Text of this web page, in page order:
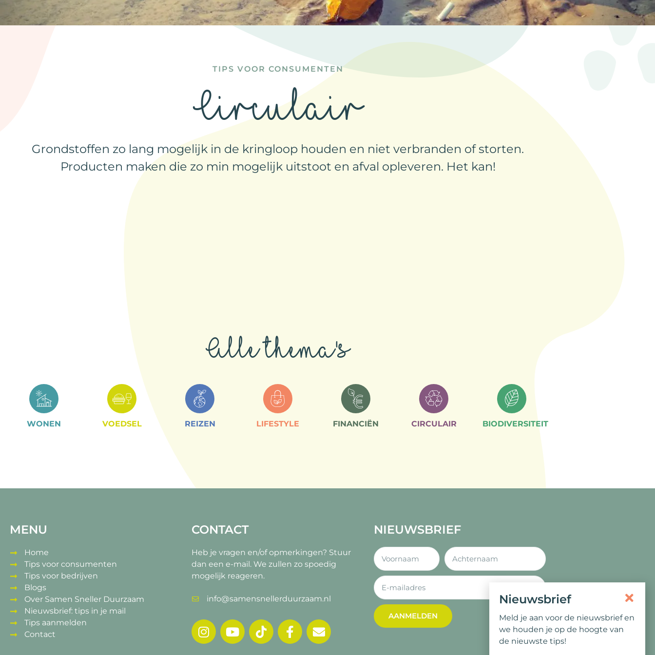
TIPS VOOR CONSUMENTEN
Circulair
Grondstoffen zo lang mogelijk in de kringloop houden en niet verbranden of storten.
Producten maken die zo min mogelijk uitstoot en afval opleveren. Het kan!
Alle thema's
WONEN VOEDSEL REIZEN LIFESTYLE FINANCIËN CIRCULAIR BIODIVERSITEIT
MENU
Home
Tips voor consumenten
Tips voor bedrijven
Blogs
Over Samen Sneller Duurzaam
Nieuwsbrief: tips in je mail
Tips aanmelden
Contact
CONTACT
Heb je vragen en/of opmerkingen? Stuur
dan een e-mail. We zullen zo spoedig
mogelijk reageren.
info@samensnellerduurzaam.nl
NIEUWSBRIEF
AANMELDEN
Nieuwsbrief
Meld je aan voor de nieuwsbrief en
we houden je op de hoogte van
de nieuwste tips!